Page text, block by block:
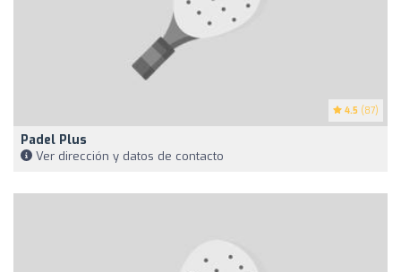
4.5 (87)
Padel Plus
Ver dirección y datos de contacto